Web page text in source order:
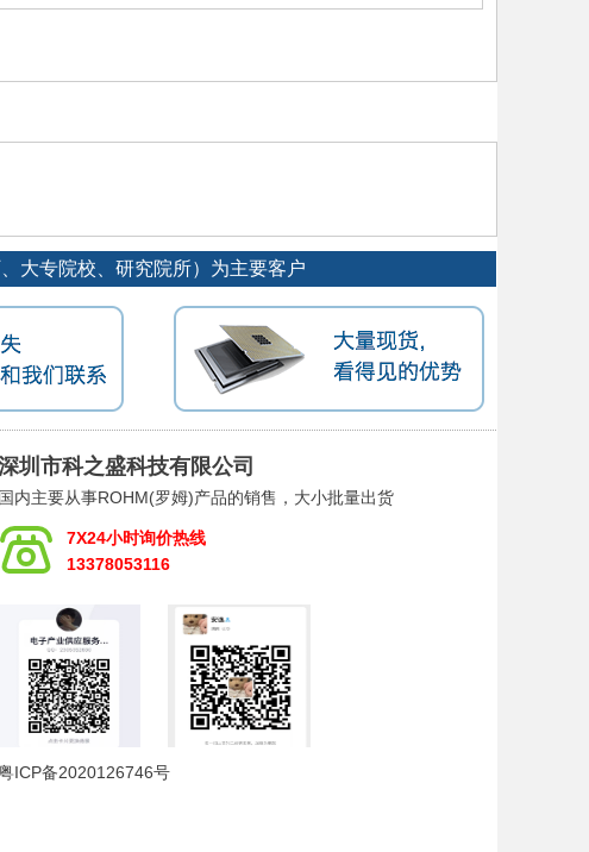
大专院校、研究院所）为主要客户
圳市科之盛科技有限公司
国内主要从事ROHM(罗姆)产品的销售，大小批量出货
7X24小时询价热线
13378053116
ICP备2020126746号